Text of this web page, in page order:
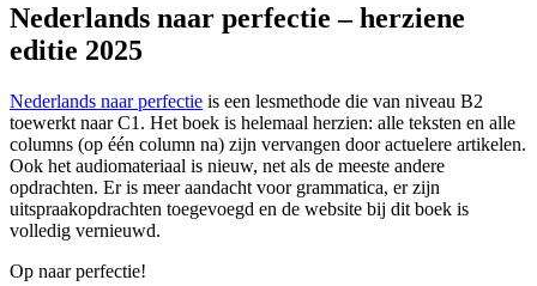
Nederlands naar perfectie – herziene
editie 2025
Nederlands naar perfectie is een lesmethode die van niveau B2
toewerkt naar C1. Het boek is helemaal herzien: alle teksten en alle
columns (op één column na) zijn vervangen door actuelere artikelen.
Ook het audiomateriaal is nieuw, net als de meeste andere
opdrachten. Er is meer aandacht voor grammatica, er zijn
uitspraakopdrachten toegevoegd en de website bij dit boek is
volledig vernieuwd.
Op naar perfectie!